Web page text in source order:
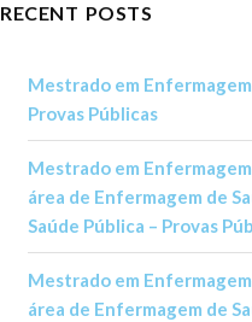
RECENT POSTS
Mestrado em
Provas Públicas
Mestrado em
área de Enfermagem de
Saúde Pública – Provas
Mestrado em
área de Enfermagem de